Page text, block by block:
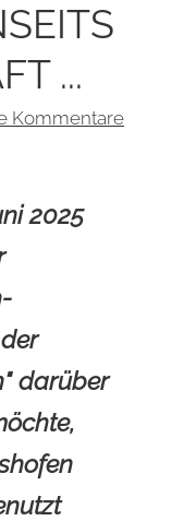
...
Kommentare
2025
darüber